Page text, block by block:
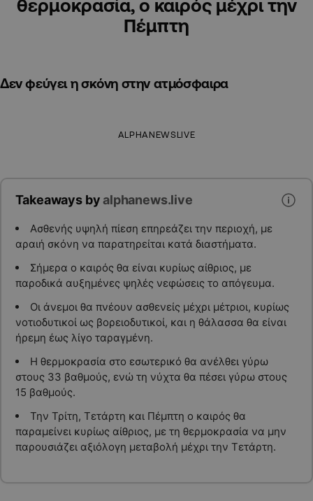
θερμοκρασία, ο καιρός μέχρι την
Πέμπτη
Δεν φεύγει η σκόνη στην ατμόσφαιρα
ALPHANEWSLIVE
Takeaways byalphanews.live
Ασθενής υψηλή πίεση επηρεάζει την περιοχή, με
αραιή σκόνη να παρατηρείται κατά διαστήματα.
Σήμερα ο καιρός θα είναι κυρίως αίθριος, με
παροδικά αυξημένες ψηλές νεφώσεις το απόγευμα.
Οι άνεμοι θα πνέουν ασθενείς μέχρι μέτριοι, κυρίως
νοτιοδυτικοί ως βορειοδυτικοί, και η θάλασσα θα είναι
ήρεμη έως λίγο ταραγμένη.
Η θερμοκρασία στο εσωτερικό θα ανέλθει γύρω
στους 33 βαθμούς, ενώ τη νύχτα θα πέσει γύρω στους
15 βαθμούς.
Την Τρίτη, Τετάρτη και Πέμπτη ο καιρός θα
παραμείνει κυρίως αίθριος, με τη θερμοκρασία να μην
παρουσιάζει αξιόλογη μεταβολή μέχρι την Τετάρτη.